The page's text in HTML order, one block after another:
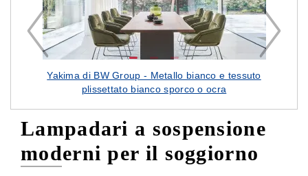
Yakima di BW Group - Metallo bianco e tessuto
plissettato bianco sporco o ocra
Lampadari a sospensione
moderni per il soggiorno